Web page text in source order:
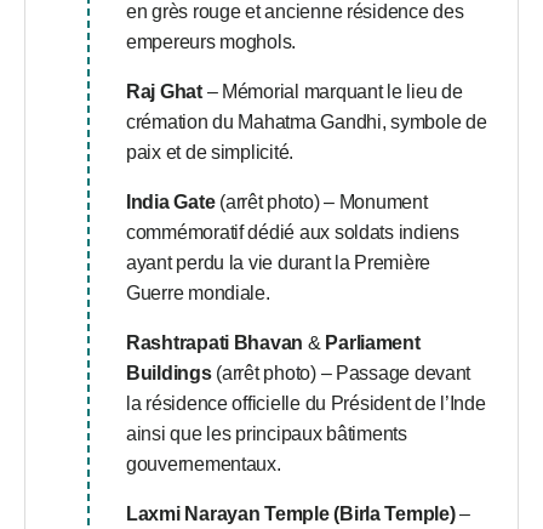
en grès rouge et ancienne résidence des
empereurs moghols.
Raj Ghat– Mémorial marquant le lieu de
crémation du Mahatma Gandhi, symbole de
paix et de simplicité.
India Gate(arrêt photo) – Monument
commémoratif dédié aux soldats indiens
ayant perdu la vie durant la Première
Guerre mondiale.
Rashtrapati Bhavan & Parliament
Buildings(arrêt photo) – Passage devant
la résidence officielle du Président de l’Inde
ainsi que les principaux bâtiments
gouvernementaux.
Laxmi Narayan Temple (Birla Temple)–